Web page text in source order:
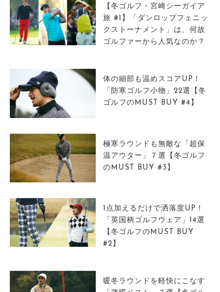
【冬ゴルフ・宮崎シーガイア
旅 #1】「ダンロップフェニッ
クストーナメント」は、何故
ゴルファーから人気なのか？
体の細部も温めスコアUP！
「防寒ゴルフ小物」22選【冬
ゴルフのMUST BUY #4】
極寒ラウンドも無敵な「超保
温アウター」７選【冬ゴルフ
のMUST BUY #3】
1点加えるだけで洒落度UP！
「英国柄ゴルフウェア」14選
【冬ゴルフのMUST BUY
#2】
暖冬ラウンドを軽快にこなす